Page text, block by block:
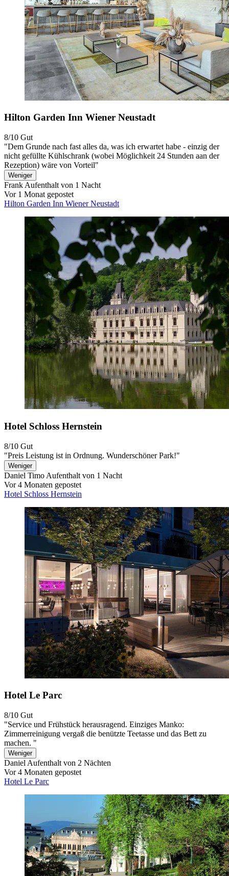
Hilton Garden Inn Wiener Neustadt
8/10 Gut
"Dem Grunde nach fast alles da, was ich erwartet habe - einzig der
nicht gefüllte Kühlschrank (wobei Möglichkeit 24 Stunden aan der
Rezeption) wäre von Vorteil"
Weniger
Frank Aufenthalt von 1 Nacht
Vor 1 Monat gepostet
Hilton Garden Inn Wiener Neustadt
Hotel Schloss Hernstein
8/10 Gut
"Preis Leistung ist in Ordnung. Wunderschöner Park!"
Weniger
Daniel Timo Aufenthalt von 1 Nacht
Vor 4 Monaten gepostet
Hotel Schloss Hernstein
Hotel Le Parc
8/10 Gut
"Service und Frühstück herausragend. Einziges Manko:
Zimmerreinigung vergaß die benützte Teetasse und das Bett zu
machen. "
Weniger
Daniel Aufenthalt von 2 Nächten
Vor 4 Monaten gepostet
Hotel Le Parc